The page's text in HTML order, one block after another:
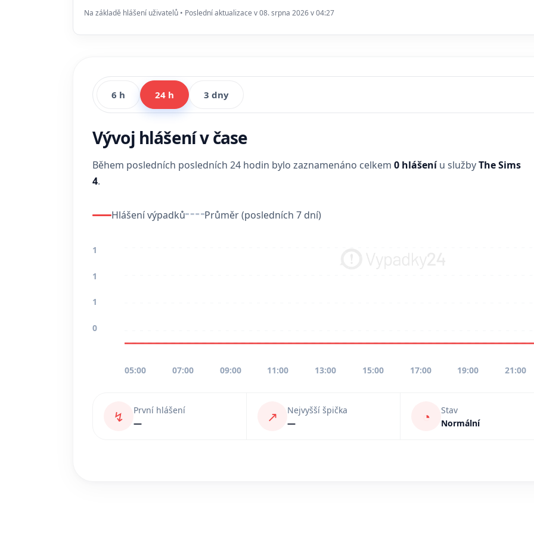
Na základě hlášení uživatelů • Poslední aktualizace v 08. srpna 2026 v 04:27
6 h 24 h 3 dny
Vývoj hlášení v čase
Během posledních posledních 24 hodin bylo zaznamenáno celkem 0 hlášeníu službyThe Sims
4.
Hlášení výpadků Průměr (posledních 7 dní)
1
1
1
0
05:00 07:00 09:00 11:00 13:00 15:00 17:00 19:00 21:00
↯
První hlášení
—
↗
Nejvyšší špička
—
◔
Stav
Normální